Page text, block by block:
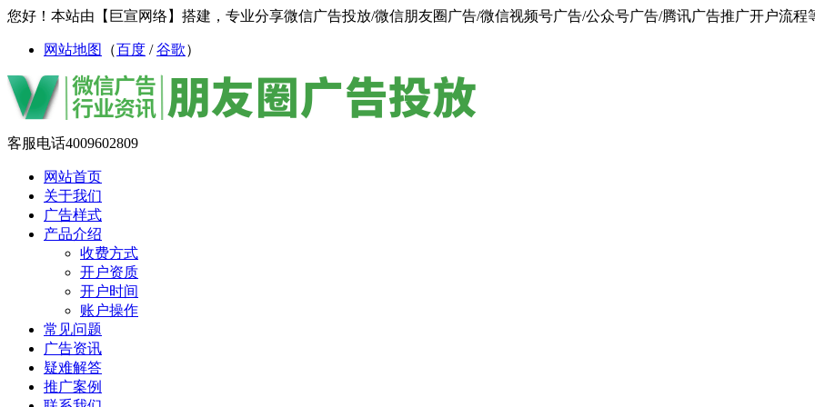
您好！本站由【巨宣网络】搭建，专业分享微信广告投放/微信朋友圈广告/微信视频号广告/公众号广告/腾讯广告推广开户流程
网站地图 （百度 /谷歌）
客服电话4009602809
网站首页
关于我们
广告样式
产品介绍
收费方式
开户资质
开户时间
账户操作
常见问题
广告资讯
疑难解答
推广案例